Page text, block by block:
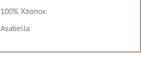
100% Хлопок
Asabella